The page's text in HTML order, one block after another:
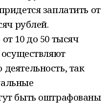
заплатить от
рублей.
10 до 50 тысяч
так
быть оштрафованы